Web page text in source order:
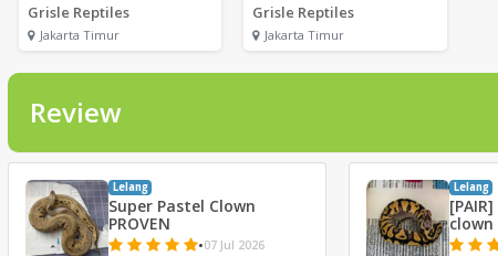
Grisle Reptiles
Jakarta Timur
Grisle Reptiles
Jakarta Timur
Review
Lelang
Super Pastel Clown
PROVEN
•07 Jul 2026
Lelang
clown